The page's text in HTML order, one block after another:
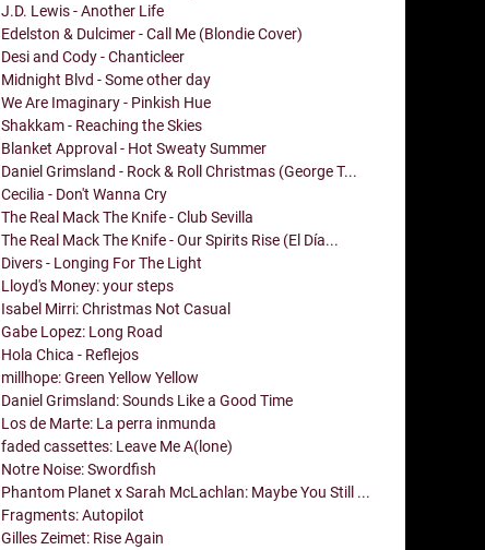
J.D. Lewis - Another Life
Edelston & Dulcimer - Call Me (Blondie Cover)
Desi and Cody - Chanticleer
Midnight Blvd - Some other day
We Are Imaginary - Pinkish Hue
Shakkam - Reaching the Skies
Blanket Approval - Hot Sweaty Summer
Daniel Grimsland - Rock & Roll Christmas (George T...
Cecilia - Don't Wanna Cry
The Real Mack The Knife - Club Sevilla
The Real Mack The Knife - Our Spirits Rise (El Día...
Divers - Longing For The Light
Lloyd's Money: your steps
Isabel Mirri: Christmas Not Casual
Gabe Lopez: Long Road
Hola Chica - Reflejos
millhope: Green Yellow Yellow
Daniel Grimsland: Sounds Like a Good Time
Los de Marte: La perra inmunda
faded cassettes: Leave Me A(lone)
Notre Noise: Swordfish
Phantom Planet x Sarah McLachlan: Maybe You Still ...
Fragments: Autopilot
Gilles Zeimet: Rise Again